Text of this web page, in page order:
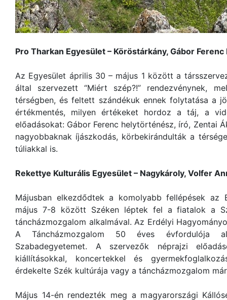
Pro Tharkan Egyesület – Köröstárkány, Gábor
Az Egyesület április 30 – május 1 között a
által szervezett “Miért szép?!” rendezvénynek,
térségben, és feltett szándékuk ennek folytatása a
értékmentés, milyen értékeket hordoz a táj, a
előadásokat: Gábor Ferenc helytörténész, író, Zentai
nagyobbaknak íjászkodás, körbekirándulták a
túliakkal is.
Rekettye Kulturális Egyesület – Nagykároly, Volfer
Májusban elkezdődtek a komolyabb fellépések az
május 7-8 között Széken léptek fel a fiatalok a
táncházmozgalom alkalmával. Az Erdélyi
A Táncházmozgalom 50 éves évfordulója
Szabadegyetemet. A szervezők néprajzi
kiállításokkal, koncertekkel és
érdekelte Szék kultúrája vagy a táncházmozgalom
Május 14-én rendezték meg a magyarországi